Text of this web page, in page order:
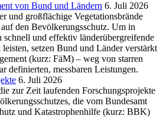
von Bund und Ländern 6. Juli 2026
und großflächige Vegetationsbrände
den Bevölkerungsschutz. Um in
schnell und effektiv länderübergreifende
setzen Bund und Länder verstärkt
(kurz: FäM) – weg von starren
definierten, messbaren Leistungen.
6. Juli 2026
zur Zeit laufenden Forschungsprojekte
die vom Bundesamt
und Katastrophenhilfe (kurz: BBK)